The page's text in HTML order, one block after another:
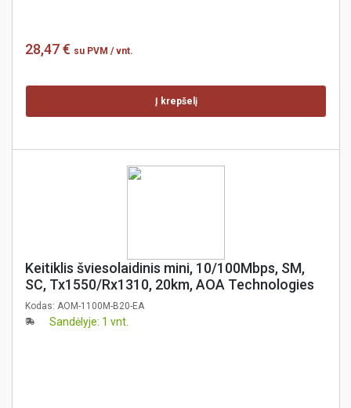
28,47 € su PVM / vnt.
Į krepšelį
Keitiklis šviesolaidinis mini, 10/100Mbps, SM,
SC, Tx1550/Rx1310, 20km, AOA Technologies
Kodas: AOM-1100M-B20-EA
Sandėlyje: 1 vnt.